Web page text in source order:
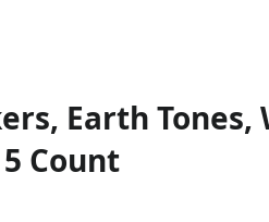
Earth Tones,
Count